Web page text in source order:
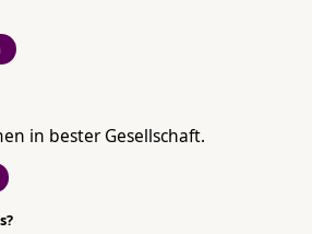
in bester Gesellschaft.